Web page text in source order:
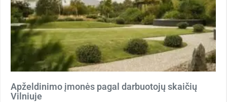
Apželdinimo įmonės pagal darbuotojų skaičių
Vilniuje